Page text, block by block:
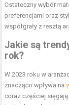
Ostateczny wybór
preferencjami oraz
współgrały z resztą
Jakie są
rok?
W 2023 roku w
znacząco wpływa na
coraz częściej